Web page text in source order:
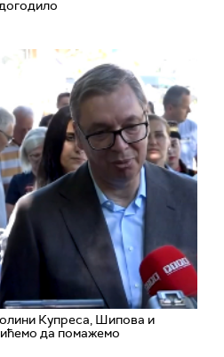
Купреса, Шипова и
да помажемо